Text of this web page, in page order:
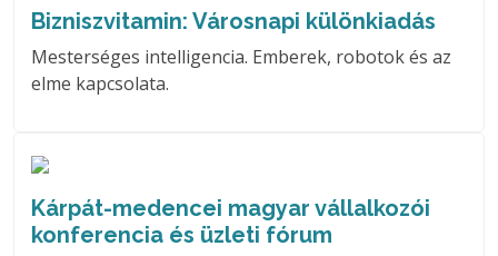
Bizniszvitamin: Városnapi különkiadás
Mesterséges intelligencia. Emberek, robotok és az
elme kapcsolata.
Kárpát-medencei magyar vállalkozói
konferencia és üzleti fórum